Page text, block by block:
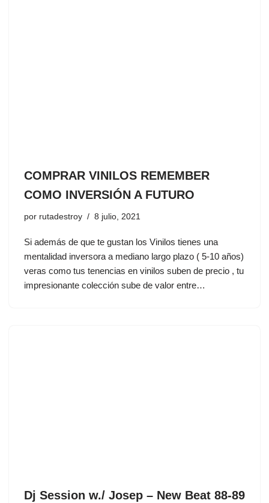
COMPRAR VINILOS REMEMBER
COMO INVERSIÓN A FUTURO
por rutadestroy 8 julio, 2021
Si además de que te gustan los Vinilos tienes una
mentalidad inversora a mediano largo plazo ( 5-10 años)
veras como tus tenencias en vinilos suben de precio , tu
impresionante colección sube de valor entre…
Dj Session w./ Josep – New Beat 88-89